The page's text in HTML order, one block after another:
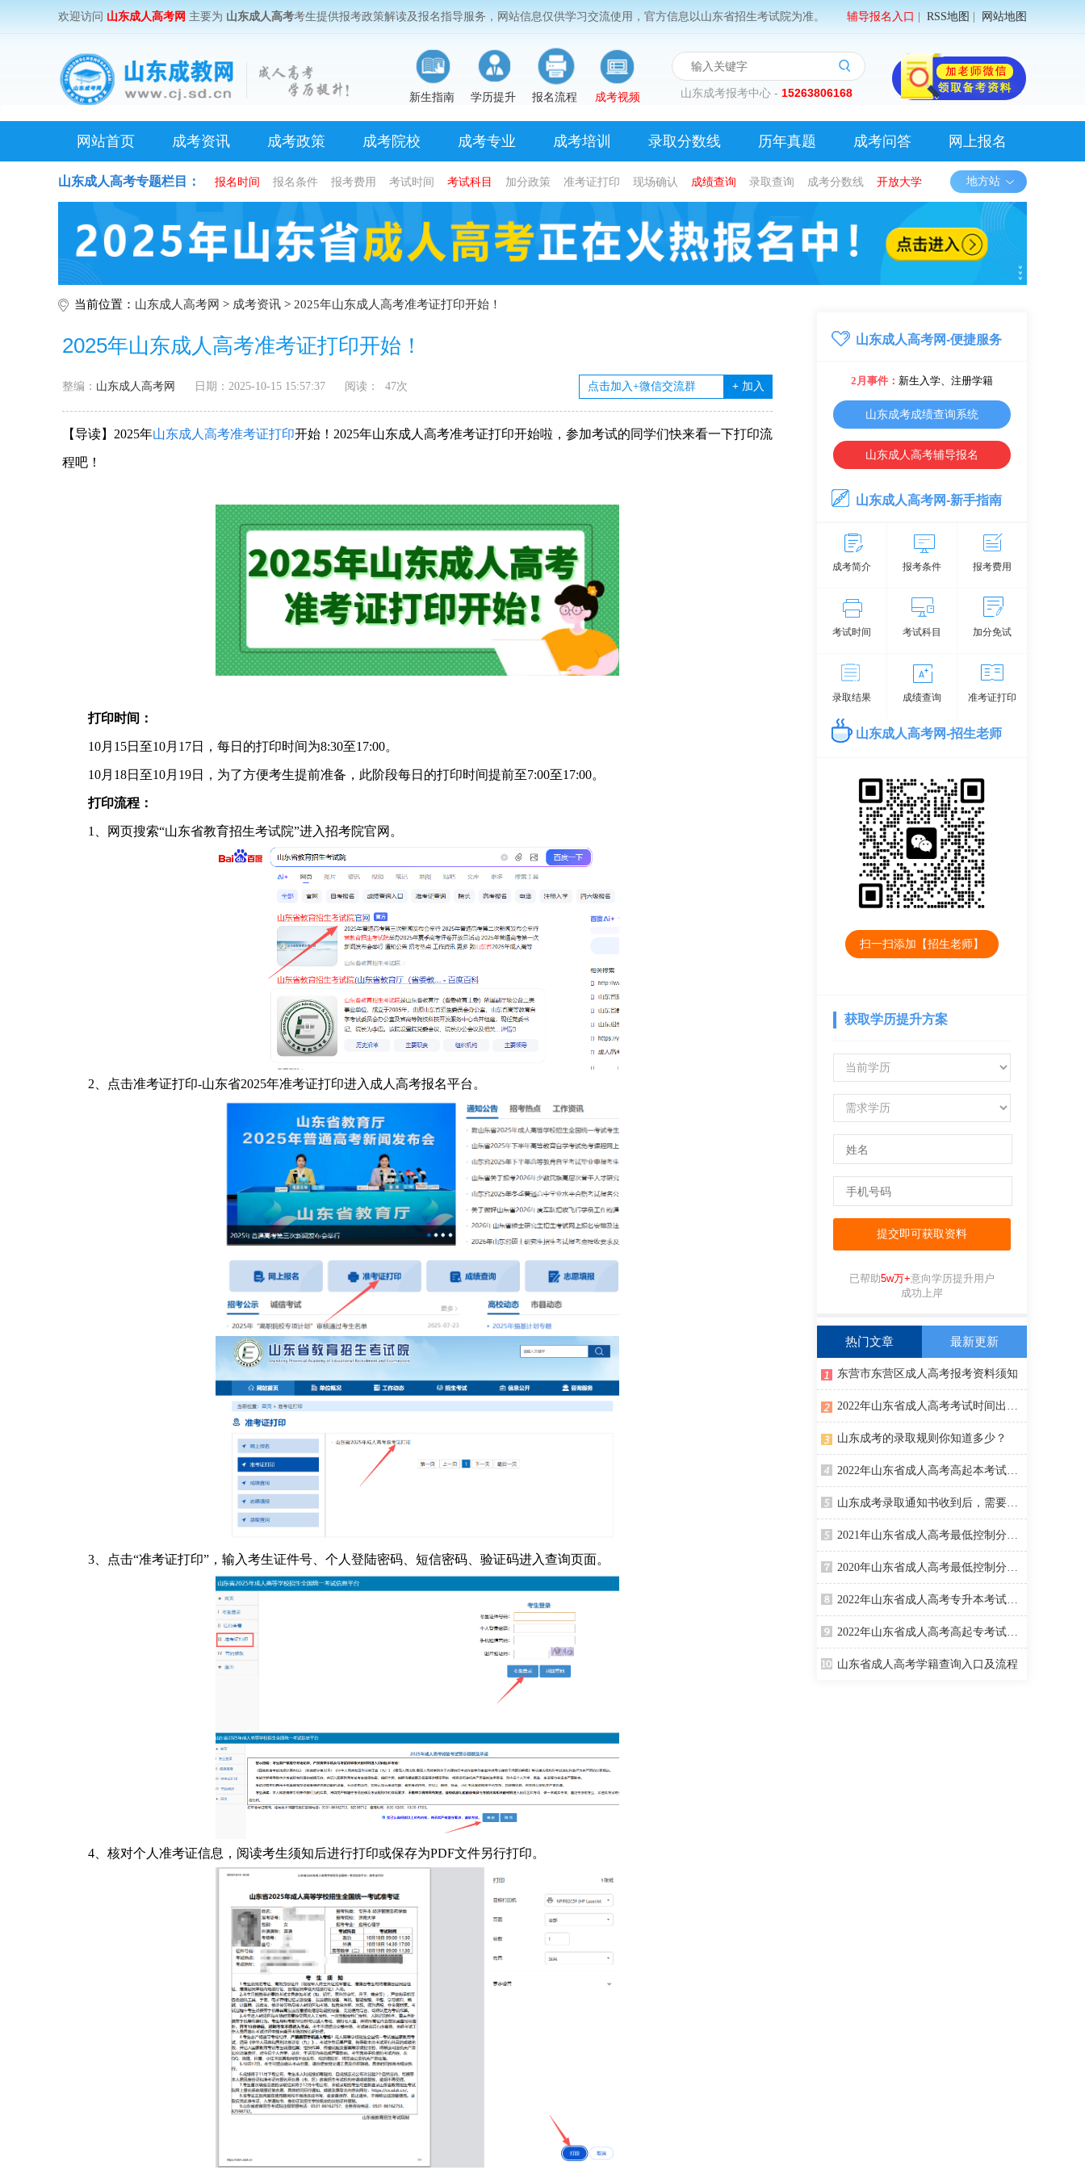
欢迎访问 山东成人高考网 主要为 山东成人高考考生提供报考政策解读及报名指导服务，网站信息仅供学习交流使用，官方信息以山东省招生考试院为准。 辅导报名入口 RSS地图 网站地图
新生指南 学历提升 报名流程 成考视频 山东成考报考中心 - 15263806168
网站首页 成考资讯 成考政策 成考院校 成考专业 成考培训 录取分数线 历年真题 成考问答 网上报名
山东成人高考专题栏目： 报名时间 报名条件 报考费用 考试时间 考试科目 加分政策 准考证打印 现场确认 成绩查询 录取查询 成考分数线 开放大学 地方站
当前位置： 山东成人高考网 > 成考资讯 > 2025年山东成人高考准考证打印开始！
2025年山东成人高考准考证打印开始！
整编： 山东成人高考网 日期：2025-10-15 15:57:37 阅读： 47次 + 加入
【导读】2025年山东成人高考准考证打印开始！2025年山东成人高考准考证打印开始啦，参加考试的同学们快来看一下打印流
程吧！
打印时间：
10月15日至10月17日，每日的打印时间为8:30至17:00。
10月18日至10月19日，为了方便考生提前准备，此阶段每日的打印时间提前至7:00至17:00。
打印流程：
1、网页搜索“山东省教育招生考试院”进入招考院官网。
2、点击准考证打印-山东省2025年准考证打印进入成人高考报名平台。
3、点击“准考证打印”，输入考生证件号、个人登陆密码、短信密码、验证码进入查询页面。
4、核对个人准考证信息，阅读考生须知后进行打印或保存为PDF文件另行打印。
山东成人高考网-便捷服务
2月事件： 新生入学、注册学籍
山东成考成绩查询系统
山东成人高考辅导报名
山东成人高考网-新手指南
成考简介 报考条件 报考费用
考试时间 考试科目 加分免试
录取结果 成绩查询 准考证打印
山东成人高考网-招生老师
扫一扫添加【招生老师】
获取学历提升方案
已帮助5w万+意向学历提升用户
成功上岸
热门文章 最新更新
东营市东营区成人高考报考资料须知
2022年山东省成人高考考试时间出来了！
山东成考的录取规则你知道多少？
2022年山东省成人高考高起本考试时间及科目
山东成考录取通知书收到后，需要准备些什么？
2021年山东省成人高考最低控制分数线
2020年山东省成人高考最低控制分数线
2022年山东省成人高考专升本考试时间及科目
2022年山东省成人高考高起专考试时间及科目
山东省成人高考学籍查询入口及流程